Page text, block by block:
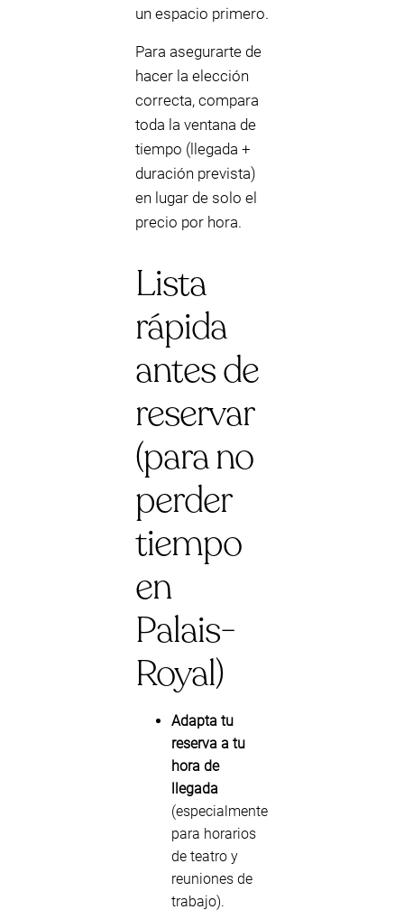
un espacio primero.
Para asegurarte de
hacer la elección
correcta, compara
toda la ventana de
tiempo (llegada +
duración prevista)
en lugar de solo el
precio por hora.
Lista
rápida
antes de
reservar
(para no
perder
tiempo
en
Palais-
Royal)
Adapta tu
reserva a tu
hora de
llegada
(especialmente
para horarios
de teatro y
reuniones de
trabajo).